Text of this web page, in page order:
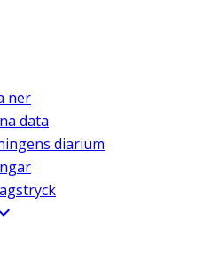
ner
data
diarium